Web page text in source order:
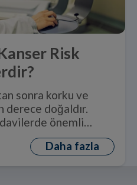
Risk
sonra korku ve
derece doğaldır.
önemli
ve erken teşhis
ölçüdeDaha fazla